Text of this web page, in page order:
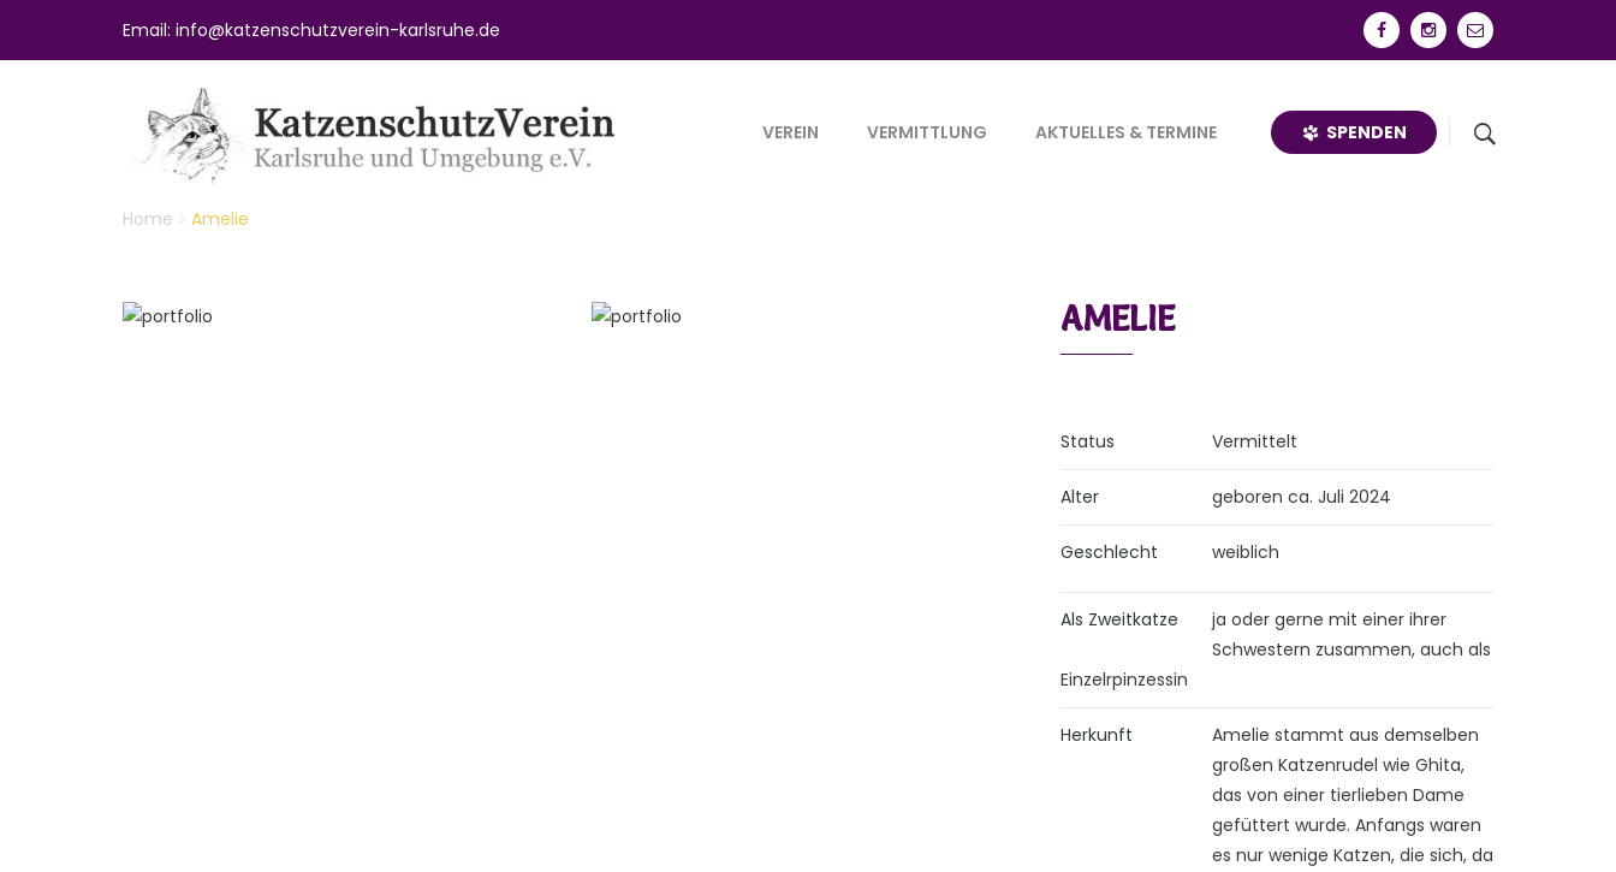
Email: info@katzenschutzverein-karlsruhe.de
VEREIN VERMITTLUNG AKTUELLES & TERMINE SPENDEN
Home Amelie
AMELIE
Status Vermittelt
Alter geboren ca. Juli 2024
Geschlecht weiblich
Als Zweitkatze
ja oder gerne mit einer ihrer
Schwestern zusammen, auch als
Einzelrpinzessin
Herkunft
Amelie stammt aus demselben
großen Katzenrudel wie Ghita,
das von einer tierlieben Dame
gefüttert wurde. Anfangs waren
es nur wenige Katzen, die sich, da